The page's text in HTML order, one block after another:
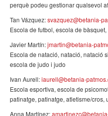
perquè podeu gestionar qualsevol
Tan Vázquez:svazquez@betania-
Escola de futbol, escola de
Javier Martín:jmartin@betania-
Escola de natació, natació, natació
escola de judo i judo
Ivan Aurell:iaurell@betania-
Escola esportiva, escola de
patinatge, patinatge, atletisme/cros,
Anna Martínez: